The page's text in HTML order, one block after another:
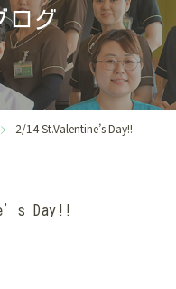
ログ
2/14 St.Valentine’s Day!!
Day!!